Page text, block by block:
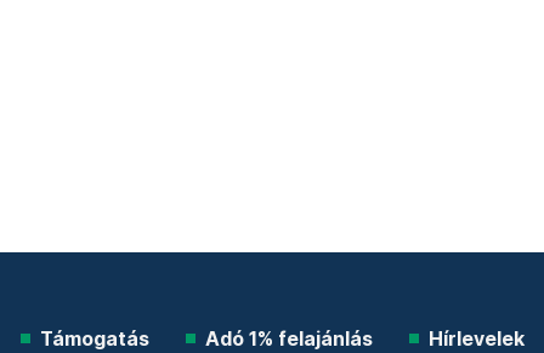
Támogatás Adó 1% felajánlás Hírlevelek